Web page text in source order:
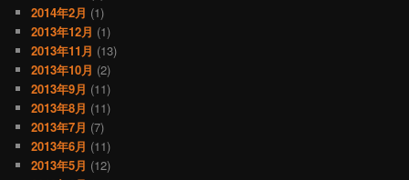
2014年2月 (1)
2013年12月 (1)
2013年11月 (13)
2013年10月 (2)
2013年9月 (11)
2013年8月 (11)
2013年7月 (7)
2013年6月 (11)
2013年5月 (12)